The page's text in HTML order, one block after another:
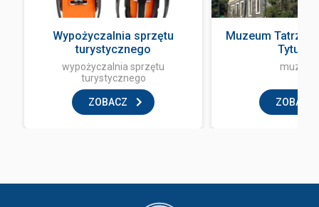
Wypożyczalnia sprzętu
turystycznego
wypożyczalnia sprzętu
turystycznego
ZOBACZ
Muzeum
Tytusa
ZOBACZ